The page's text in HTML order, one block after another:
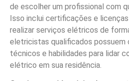
de escolher um profissional com
Isso inclui certificações e
realizar serviços elétricos de
eletricistas qualificados possuem
técnicos e habilidades para lidar
elétrico em sua residência.